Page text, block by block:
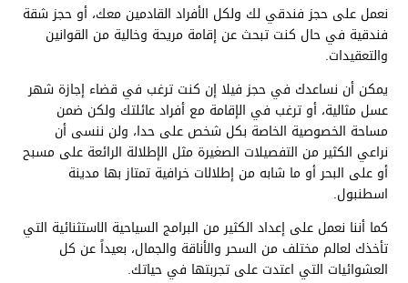
نعمل على حجز فندقي لك ولكل الأفراد القادمين معك، أو حجز شقة
فندقية في حال كنت تبحث عن إقامة مريحة وخالية من القوانين
والتعقيدات.
يمكن أن نساعدك في حجز فيلا إن كنت ترغب في قضاء إجازة شهر
عسل مثالية، أو ترغب في الإقامة مع أفراد عائلتك ولكن ضمن
مساحة الخصوصية الخاصة بكل شخص على حدا، ولن ننسى أن
نراعي الكثير من التفصيلات الصغيرة مثل الإطلالة الرائعة على مسبح
أو على البحر أو ما شابه من إطلالات خرافية تمتاز بها مدينة
اسطنبول.
كما أننا نعمل على إعداد الكثير من البرامج السياحية الاستثنائية التي
تأخذك لعالم مختلف من السحر والأناقة والجمال، بعيداً عن كل
العشوائيات التي اعتدت على تجربتها في حياتك.